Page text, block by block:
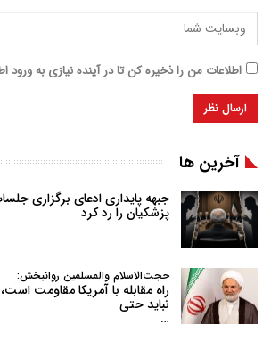
اطلاعات من را ذخیره کن تا در آینده نیازی به ورود
آخرین ها
جبهه پایداری ادعای برگزاری
پزشکیان را رد کرد
حجت‌الاسلام والمسلمین روانبخش:
راه مقابله با آمریکا مقاومت
نباید حتی
…